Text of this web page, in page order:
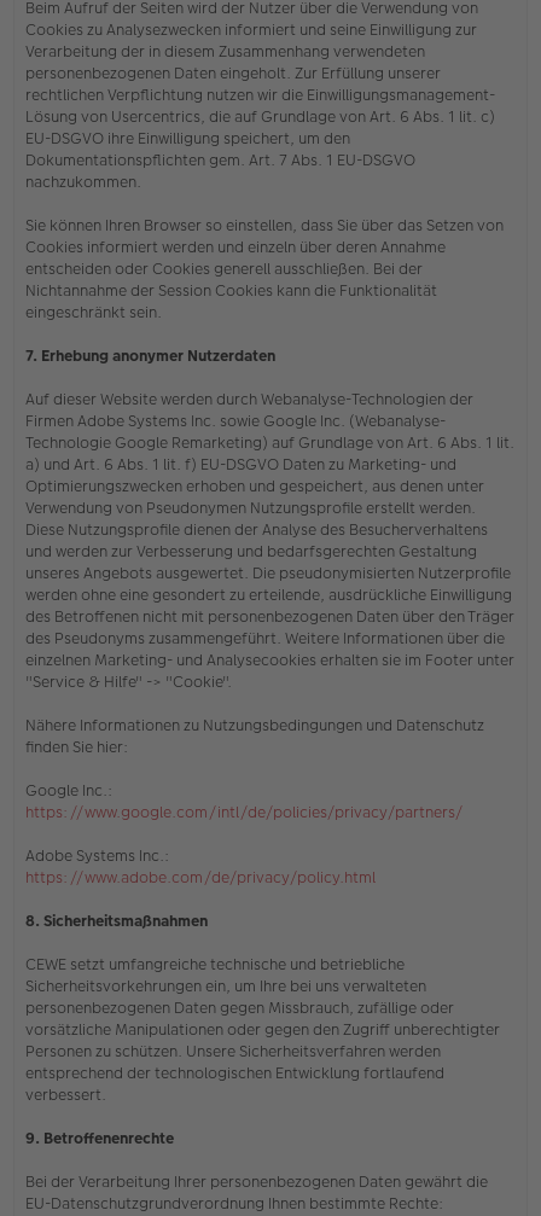
Beim Aufruf der Seiten wird der Nutzer über die Verwendung von
Cookies zu Analysezwecken informiert und seine Einwilligung zur
Verarbeitung der in diesem Zusammenhang verwendeten
personenbezogenen Daten eingeholt. Zur Erfüllung unserer
rechtlichen Verpflichtung nutzen wir die Einwilligungsmanagement-
Lösung von Usercentrics, die auf Grundlage von Art. 6 Abs. 1 lit. c)
EU-DSGVO ihre Einwilligung speichert, um den
Dokumentationspflichten gem. Art. 7 Abs. 1 EU-DSGVO
nachzukommen.
Sie können Ihren Browser so einstellen, dass Sie über das Setzen von
Cookies informiert werden und einzeln über deren Annahme
entscheiden oder Cookies generell ausschließen. Bei der
Nichtannahme der Session Cookies kann die Funktionalität
eingeschränkt sein.
7. Erhebung anonymer Nutzerdaten
Auf dieser Website werden durch Webanalyse-Technologien der
Firmen Adobe Systems Inc. sowie Google Inc. (Webanalyse-
Technologie Google Remarketing) auf Grundlage von Art. 6 Abs. 1 lit.
a) und Art. 6 Abs. 1 lit. f) EU-DSGVO Daten zu Marketing- und
Optimierungszwecken erhoben und gespeichert, aus denen unter
Verwendung von Pseudonymen Nutzungsprofile erstellt werden.
Diese Nutzungsprofile dienen der Analyse des Besucherverhaltens
und werden zur Verbesserung und bedarfsgerechten Gestaltung
unseres Angebots ausgewertet. Die pseudonymisierten Nutzerprofile
werden ohne eine gesondert zu erteilende, ausdrückliche Einwilligung
des Betroffenen nicht mit personenbezogenen Daten über den Träger
des Pseudonyms zusammengeführt. Weitere Informationen über die
einzelnen Marketing- und Analysecookies erhalten sie im Footer unter
"Service & Hilfe" -> "Cookie".
Nähere Informationen zu Nutzungsbedingungen und Datenschutz
finden Sie hier:
Google Inc.:
https://www.google.com/intl/de/policies/privacy/partners/
Adobe Systems Inc.:
https://www.adobe.com/de/privacy/policy.html
8. Sicherheitsmaßnahmen
CEWE setzt umfangreiche technische und betriebliche
Sicherheitsvorkehrungen ein, um Ihre bei uns verwalteten
personenbezogenen Daten gegen Missbrauch, zufällige oder
vorsätzliche Manipulationen oder gegen den Zugriff unberechtigter
Personen zu schützen. Unsere Sicherheitsverfahren werden
entsprechend der technologischen Entwicklung fortlaufend
verbessert.
9. Betroffenenrechte
Bei der Verarbeitung Ihrer personenbezogenen Daten gewährt die
EU-Datenschutzgrundverordnung Ihnen bestimmte Rechte: